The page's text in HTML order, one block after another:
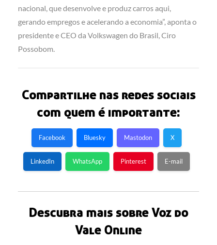
nacional, que desenvolve e produz carros aqui,
gerando empregos e acelerando a economia”, aponta o
presidente e CEO da Volkswagen do Brasil, Ciro
Possobom.
Compartilhe nas redes sociais
com quem é importante:
Facebook Bluesky Mastodon X
LinkedIn WhatsApp Pinterest E-mail
Descubra mais sobre Voz do
Vale Online